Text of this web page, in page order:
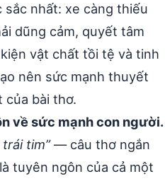
nhất: xe càng thiếu
dũng cảm, quyết tâm
vật chất tồi tệ và tinh
nên sức mạnh thuyết
của bài thơ.
về sức mạnh con người.
tim”— câu thơ ngắn
tuyên ngôn của cả một